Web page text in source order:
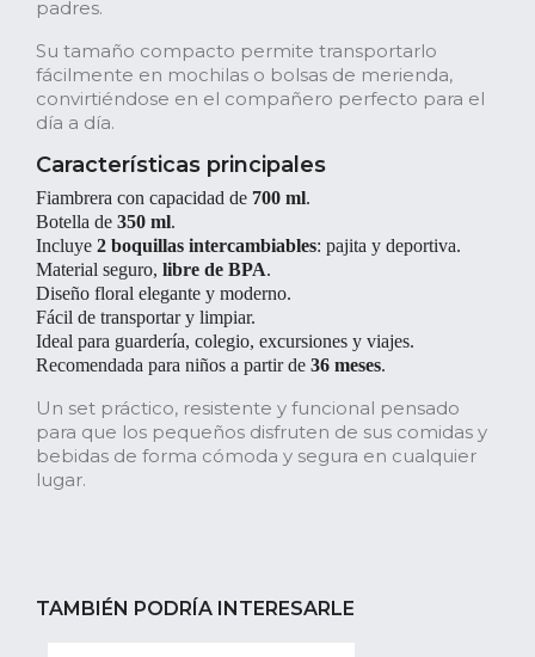
padres.
Su tamaño compacto permite transportarlo
fácilmente en mochilas o bolsas de merienda,
convirtiéndose en el compañero perfecto para el
día a día.
Características principales
Fiambrera con capacidad de 700 ml.
Botella de 350 ml.
Incluye 2 boquillas intercambiables: pajita y deportiva.
Material seguro, libre de BPA.
Diseño floral elegante y moderno.
Fácil de transportar y limpiar.
Ideal para guardería, colegio, excursiones y viajes.
Recomendada para niños a partir de 36 meses.
Un set práctico, resistente y funcional pensado
para que los pequeños disfruten de sus comidas y
bebidas de forma cómoda y segura en cualquier
lugar.
TAMBIÉN PODRÍA INTERESARLE